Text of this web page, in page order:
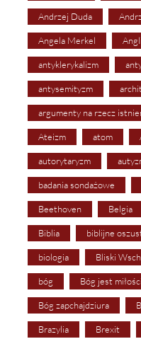
Andrzej Duda
Angela Merkel
antyklerykalizm
antysemityzm
argumenty na rzecz
Ateizm atom
autorytaryzm
badania sondażowe
Beethoven Belgia
Biblia biblijne
biologia Bliski
bóg Bóg jest
Bóg zapchajdziura
Brazylia Brexit